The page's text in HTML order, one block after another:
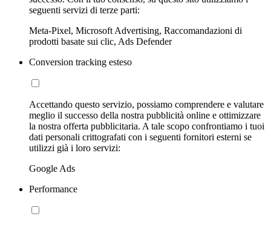
seguenti servizi di terze parti:
Meta-Pixel, Microsoft Advertising, Raccomandazioni di
prodotti basate sui clic, Ads Defender
Conversion tracking esteso
Accettando questo servizio, possiamo comprendere e valutare
meglio il successo della nostra pubblicità online e ottimizzare
la nostra offerta pubblicitaria. A tale scopo confrontiamo i tuoi
dati personali crittografati con i seguenti fornitori esterni se
utilizzi già i loro servizi:
Google Ads
Performance